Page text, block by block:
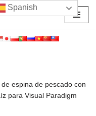
espina de pescado con
para Visual Paradigm
Spanish